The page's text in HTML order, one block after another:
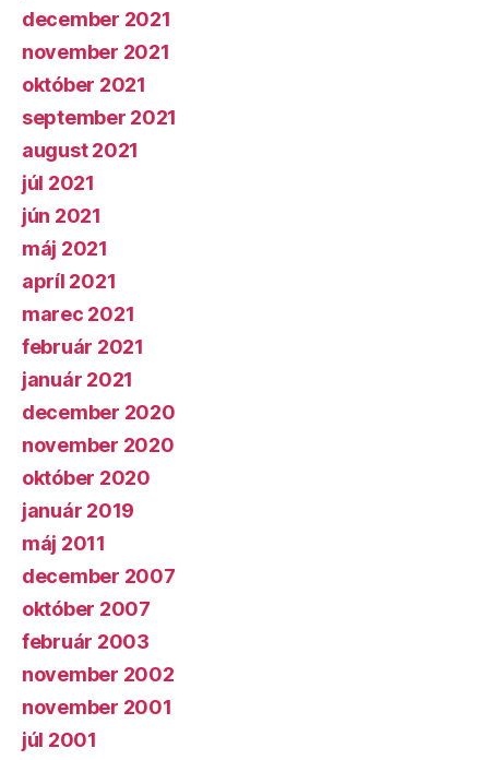
december 2021
november 2021
október 2021
september 2021
august 2021
júl 2021
jún 2021
máj 2021
apríl 2021
marec 2021
február 2021
január 2021
december 2020
november 2020
október 2020
január 2019
máj 2011
december 2007
október 2007
február 2003
november 2002
november 2001
júl 2001